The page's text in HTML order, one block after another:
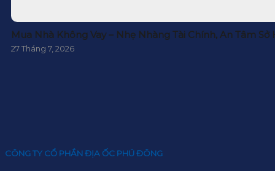
Mua Nhà Không Vay – Nhẹ Nhàng Tài Chính, An Tâm Sở
27 Tháng 7, 2026
CÔNG TY CỔ PHẦN ĐỊA ỐC PHÚ ĐÔNG